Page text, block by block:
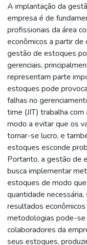
A implantação da
empresa é de
profissionais da área
econômicos a partir
gestão de estoques
gerenciais,
representam parte
estoques pode
falhas no
time (JIT) trabalha
modo a evitar que os
tornar-se lucro, e
estoques esconde
Portanto, a gestão de
busca implementar
estoques de modo
quantidade
resultados
metodologias pode-se
colaboradores da
seus estoques,